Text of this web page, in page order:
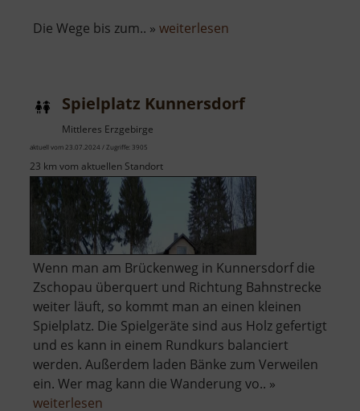
Die Wege bis zum.. » weiterlesen
Spielplatz Kunnersdorf
Mittleres Erzgebirge
aktuell vom 23.07.2024 / Zugriffe: 3905
23 km vom aktuellen Standort
Wenn man am Brückenweg in Kunnersdorf die
Zschopau überquert und Richtung Bahnstrecke
weiter läuft, so kommt man an einen kleinen
Spielplatz. Die Spielgeräte sind aus Holz gefertigt
und es kann in einem Rundkurs balanciert
werden. Außerdem laden Bänke zum Verweilen
ein. Wer mag kann die Wanderung vo.. »
weiterlesen